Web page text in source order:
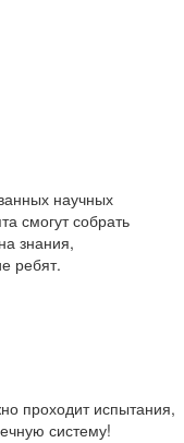
научных
смогут собрать
знания,
ребят.
проходит испытания,
систему!